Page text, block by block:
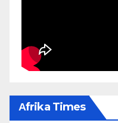
Αfrika Times